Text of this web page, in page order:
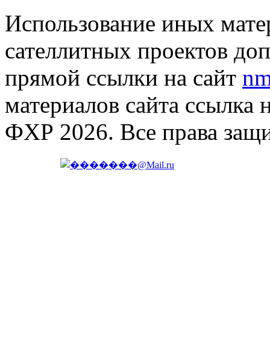
Использование иных
сателлитных проектов
прямой ссылки на сайт
материалов сайта ссылка
ФХР 2026. Все права